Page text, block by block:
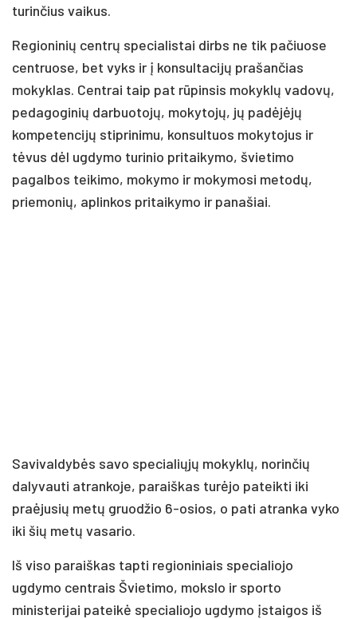
turinčius vaikus.
Regioninių centrų specialistai dirbs ne tik pačiuose
centruose, bet vyks ir į konsultacijų prašančias
mokyklas. Centrai taip pat rūpinsis mokyklų vadovų,
pedagoginių darbuotojų, mokytojų, jų padėjėjų
kompetencijų stiprinimu, konsultuos mokytojus ir
tėvus dėl ugdymo turinio pritaikymo, švietimo
pagalbos teikimo, mokymo ir mokymosi metodų,
priemonių, aplinkos pritaikymo ir panašiai.
Savivaldybės savo specialiųjų mokyklų, norinčių
dalyvauti atrankoje, paraiškas turėjo pateikti iki
praėjusių metų gruodžio 6-osios, o pati atranka vyko
iki šių metų vasario.
Iš viso paraiškas tapti regioniniais specialiojo
ugdymo centrais Švietimo, mokslo ir sporto
ministerijai pateikė specialiojo ugdymo įstaigos iš